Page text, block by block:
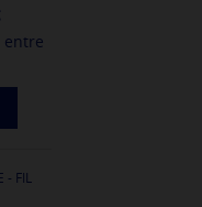
entre
- FIL